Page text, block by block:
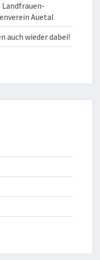
Auetal
auch wieder dabei!